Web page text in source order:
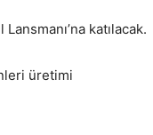
katılacak.
üretimi